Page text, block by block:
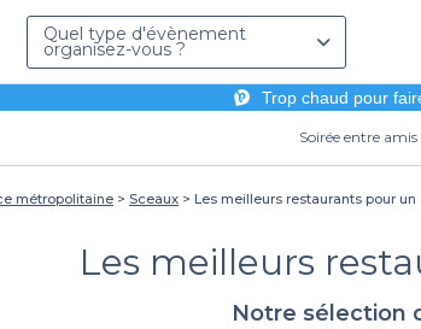
Quel type d'évènement
organisez-vous ?
Trop chaud pour
Soirée entre amis
métropolitaine Sceaux Les meilleurs restaurants pour
Les meilleurs
Notre sélection